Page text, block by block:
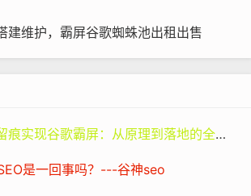
数字面前，如何让自己的网站脱颖而出
挑战。谷歌搜索优化就应运而生，它为
者提供了一种方法，让他们能够在这个
界里争取到更多的关注。
是如果没有进行谷歌搜索优化，当用户
特手工饰品”等相关关键词时，他的网店
建维护，霸屏谷歌蜘蛛池出租出售
谷歌蜘蛛池外推留痕实现谷歌霸屏：从原理到落地的全路径指南
是一回事吗？---谷神seo